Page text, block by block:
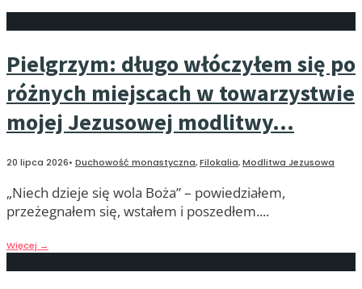
Pielgrzym: długo włóczyłem się po
różnych miejscach w towarzystwie
mojej Jezusowej modlitwy…
20 lipca 2026• Duchowość monastyczna,Filokalia,Modlitwa Jezusowa
„Niech dzieje się wola Boża” – powiedziałem,
przeżegnałem się, wstałem i poszedłem....
Więcej →